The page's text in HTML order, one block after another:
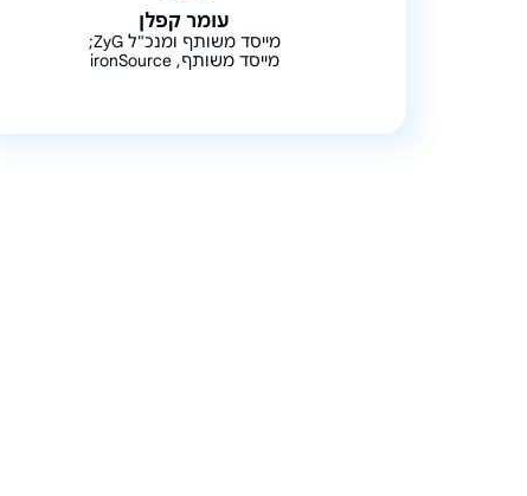
עומר קפלן
מייסד משותף ומנכ"ל ZyG;
מייסד משותף, ironSource